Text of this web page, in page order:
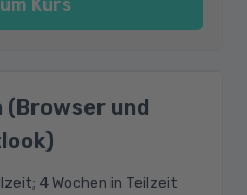
Kurs
(Browser und
4 Wochen in Teilzeit